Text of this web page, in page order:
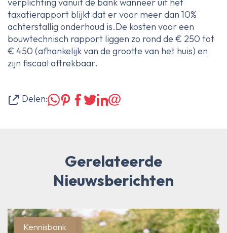
verplichting vanuit de bank wanneer uit het
taxatierapport blijkt dat er voor meer dan 10%
achterstallig onderhoud is.De kosten voor een
bouwtechnisch rapport liggen zo rond de € 250 tot
€ 450 (afhankelijk van de grootte van het huis) en
zijn fiscaal aftrekbaar.
Delen:
Gerelateerde
Nieuwsberichten
Blog/Actueel
Kennisbank